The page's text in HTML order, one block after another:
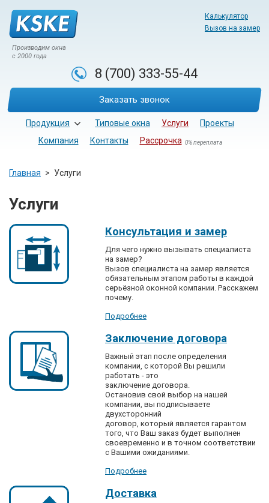
Производим окна
с 2000 года
Калькулятор
Вызов на замер
8 (700) 333-55-44
Заказать звонок
Продукция Типовые окна Услуги
Проекты
Компания
Контакты Рассрочка 0% переплата
Главная Услуги
Услуги
Консультация и замер
Для чего нужно вызывать специалиста
на замер?
Вызов специалиста на замер является
обязательным этапом работы в каждой
серьёзной оконной компании. Расскажем
почему.
Подробнее
Заключение договора
Важный этап после определения
компании, с которой Вы решили
работать - это
заключение договора.
Остановив свой выбор на нашей
компании, вы подписываете
двухсторонний
договор, который является гарантом
того, что Ваш заказ будет выполнен
своевременно и в точном соответствии
с Вашими ожиданиями.
Подробнее
Доставка